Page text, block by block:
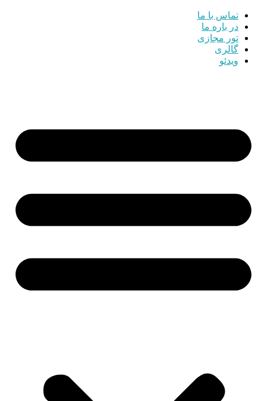
تماس با ما
در باره ما
تور مجازی
گالری
ویدئو